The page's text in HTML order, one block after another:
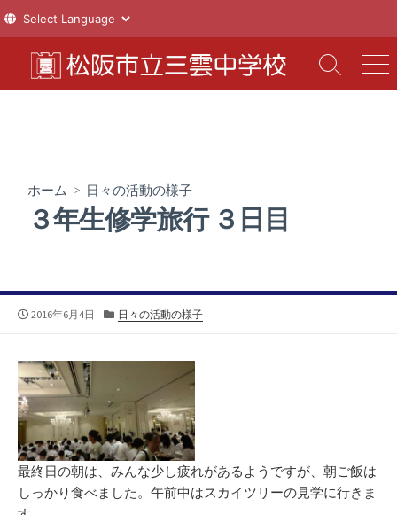
テ
検
索
メ
ニ
ホーム > 日々の活動の様子
３年生修学旅行 ３日目
公
2016年6月4日
カ
リ
ー
日々の活動の様子
最終日の朝は、みんな少し疲れがあるようですが、朝ご飯は
しっかり食べました。午前中はスカイツリーの見学に行きま